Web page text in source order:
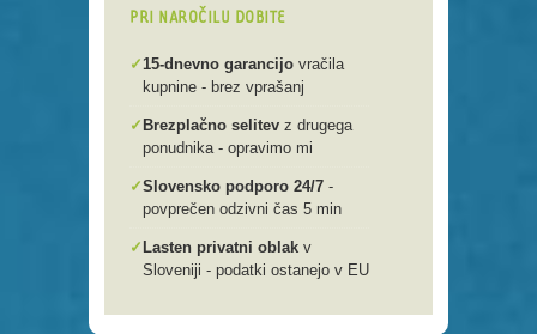
PRI NAROČILU DOBITE
✓15-dnevno garancijo vračila
kupnine - brez vprašanj
✓ Brezplačno selitev z drugega
ponudnika - opravimo mi
✓Slovensko podporo 24/7 -
povprečen odzivni čas 5 min
✓ Lasten privatni oblak v
Sloveniji - podatki ostanejo v EU